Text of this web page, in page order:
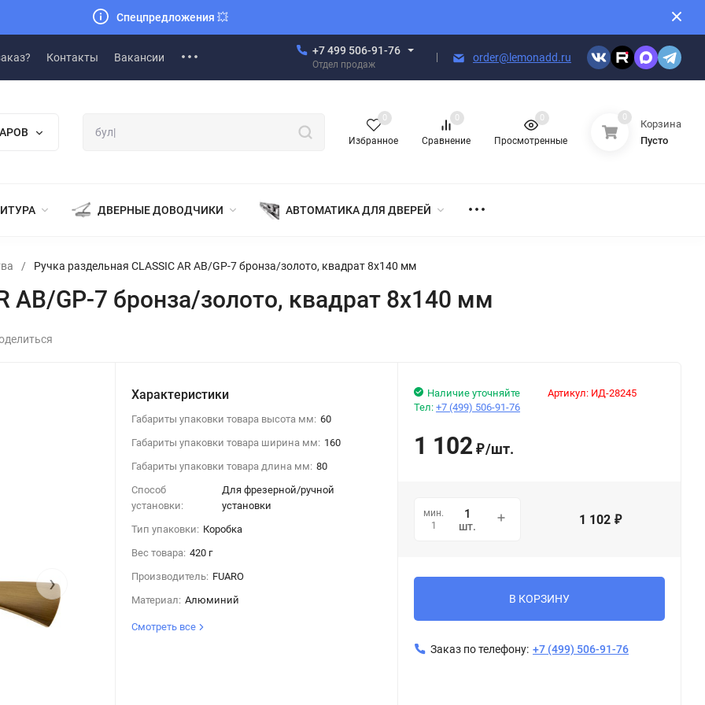
Спецпредложения 💥
Контакты Вакансии
+7 499 506-91-76
Отдел продаж
order@lemonadd.ru
Избранное
0
Сравнение
0
Просмотренные
0 0
Корзина
Пусто
ДВЕРНЫЕ ДОВОДЧИКИ АВТОМАТИКА ДЛЯ ДВЕРЕЙ
/ Ручка раздельная CLASSIC AR AB/GP-7 бронза/золото, квадрат 8x140 мм
AB/GP-7 бронза/золото, квадрат 8x140 мм
›
Характеристики
Габариты упаковки товара высота мм: 60
Габариты упаковки товара ширина мм: 160
Габариты упаковки товара длина мм: 80
Способ
установки:
Для фрезерной/ручной
установки
Тип упаковки: Коробка
Вес товара: 420 г
Производитель: FUARO
Материал: Алюминий
Смотреть все
Артикул: ИД-28245
Наличие уточняйте
Тел:+7 (499) 506-91-76
1 102 ₽/шт.
мин.
1
шт. 1 102 ₽
В КОРЗИНУ
Заказ по телефону: +7 (499) 506-91-76